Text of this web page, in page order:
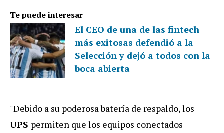
Te puede interesar
El CEO de una de las fintech
más exitosas defendió a la
Selección y dejó a todos con la
boca abierta
"Debido a su poderosa batería de respaldo, los
UPS permiten que los equipos conectados